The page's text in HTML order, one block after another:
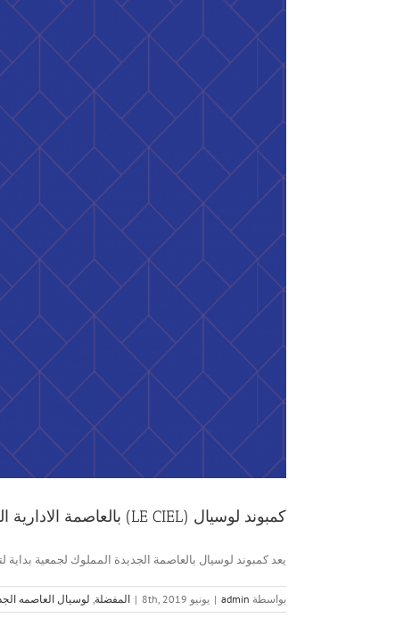
كمبوند لوسيال (LE CIEL) بالعاصمة الادارية الجديدة
يعد كمبوند لوسيال بالعاصمة الجديدة المملوك لجمعية
بواسطة admin
| يونيو 8th, 2019 | المفضلة, لوسيال العاصمه